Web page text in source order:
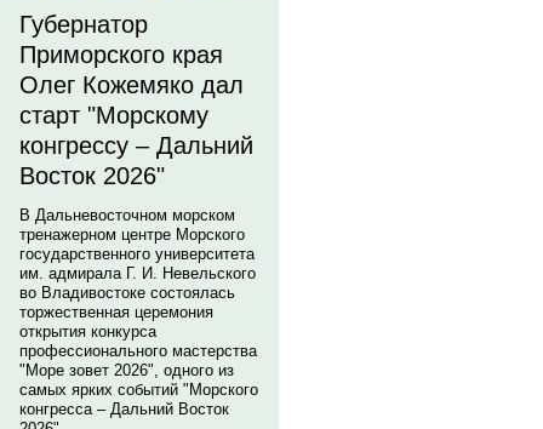
Губернатор
Приморского края
Олег Кожемяко дал
старт "Морскому
конгрессу – Дальний
Восток 2026"
В Дальневосточном морском
тренажерном центре Морского
государственного университета
им. адмирала Г. И. Невельского
во Владивостоке состоялась
торжественная церемония
открытия конкурса
профессионального мастерства
"Море зовет 2026", одного из
самых ярких событий "Морского
конгресса – Дальний Восток